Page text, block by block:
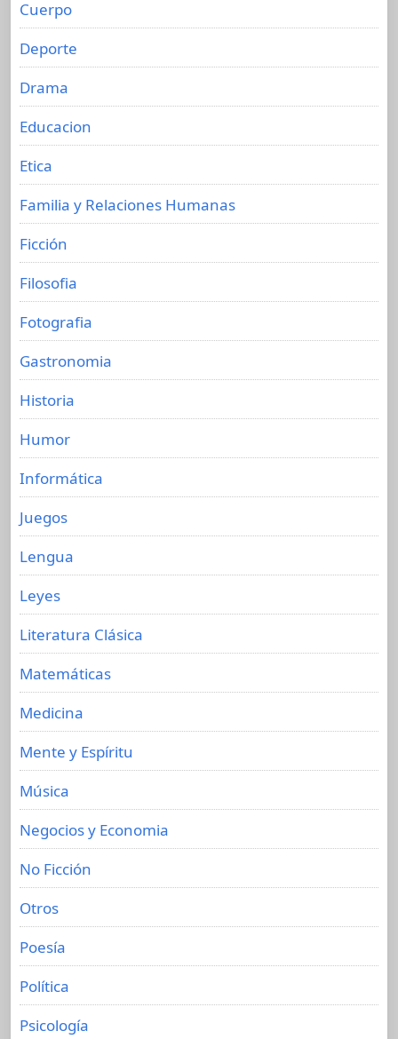
Cuerpo
Deporte
Drama
Educacion
Etica
Familia y Relaciones Humanas
Ficción
Filosofia
Fotografia
Gastronomia
Historia
Humor
Informática
Juegos
Lengua
Leyes
Literatura Clásica
Matemáticas
Medicina
Mente y Espíritu
Música
Negocios y Economia
No Ficción
Otros
Poesía
Política
Psicología